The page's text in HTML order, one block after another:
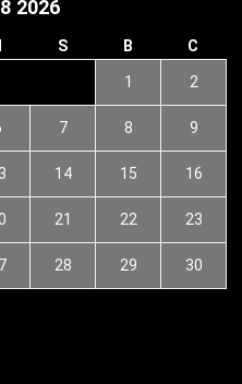
2026
S B C
1 2
7 8 9
14 15 16
21 22 23
28 29 30